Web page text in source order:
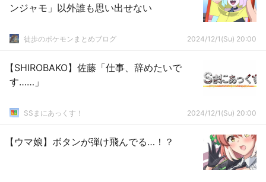
ンジャモ」以外誰も思い出せない
徒歩のポケモンまとめブログ 2024/12/1(Su) 20:00
【SHIROBAKO】佐藤「仕事、辞めたいで
す……」
SSまにあっくす！ 2024/12/1(Su) 20:00
【ウマ娘】ボタンが弾け飛んでる…！？